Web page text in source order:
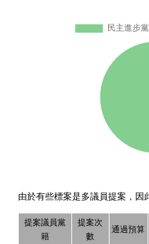
由於有些標案是多議員提案，因
提案議員黨
籍
提案次
數
通過預算